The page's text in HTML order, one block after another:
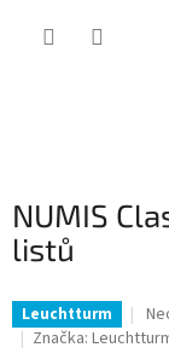
NUMIS
listů
Leuchtturm
Značka: